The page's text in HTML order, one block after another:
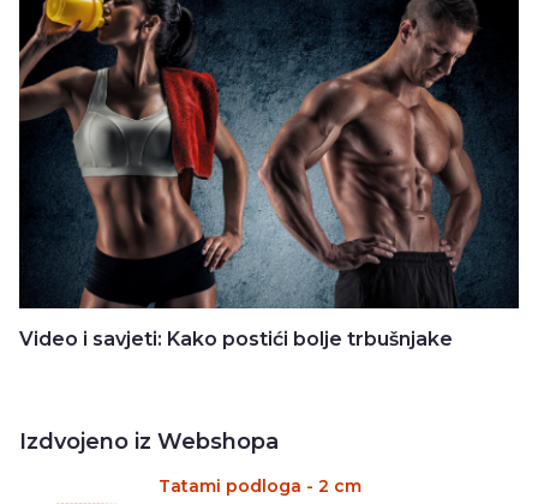
Video i savjeti: Kako postići bolje trbušnjake
Izdvojeno iz Webshopa
Tatami podloga - 2 cm